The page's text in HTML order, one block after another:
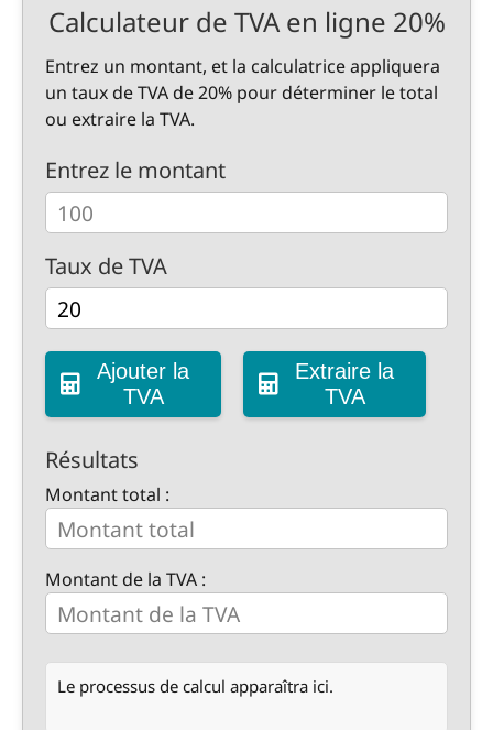
Calculateur de TVA en ligne 20%
Entrez un montant, et la calculatrice appliquera
un taux de TVA de 20% pour déterminer le total
ou extraire la TVA.
Entrez le montant
Taux de TVA
Ajouter la
TVA
Extraire la
TVA
Résultats
Montant total :
Montant de la TVA :
Le processus de calcul apparaîtra ici.